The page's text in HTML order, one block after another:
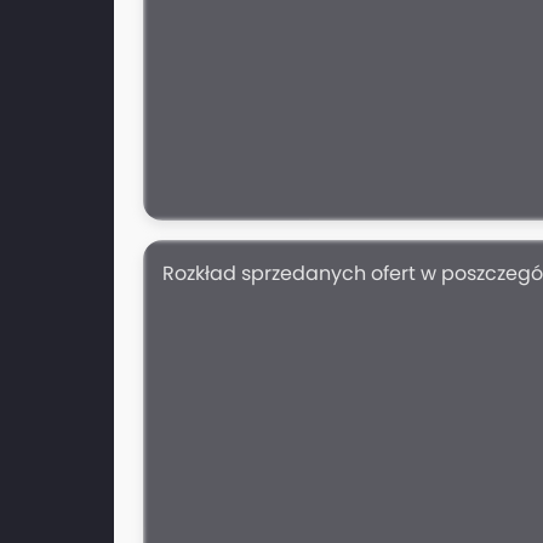
Rozkład sprzedanych ofert w